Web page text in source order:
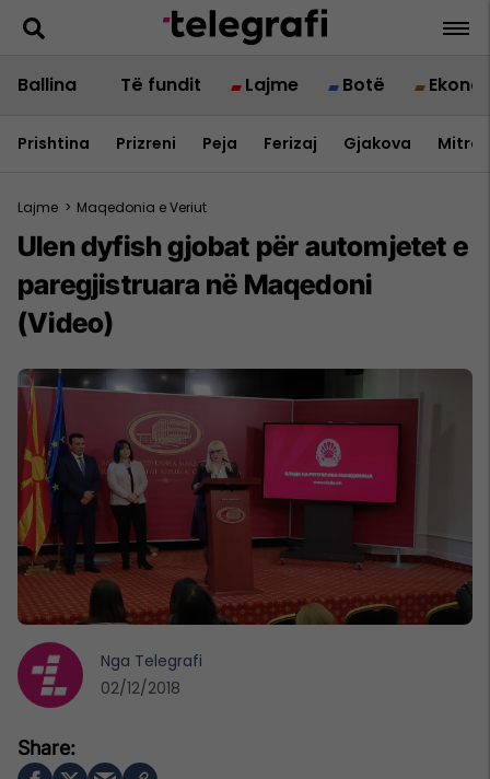
Ballina Të fundit Lajme Botë
Prishtina Prizreni Peja Ferizaj Gjakova
Lajme > Maqedonia e Veriut
Ulen dyfish gjobat për automjetet e
paregjistruara në Maqedoni
(Video)
Nga Telegrafi
02/12/2018